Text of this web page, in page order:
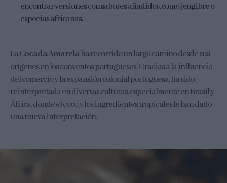
encontrar versiones con sabores añadidos, como jengibre o
especias africanas.
LaCocada Amarelaha recorrido un largo camino desde sus
orígenes en los conventos portugueses. Gracias a la influencia
del comercio y la expansión colonial portuguesa, ha sido
reinterpretada en diversas culturas, especialmente en Brasil y
África, donde el coco y los ingredientes tropicales le han dado
una nueva interpretación.